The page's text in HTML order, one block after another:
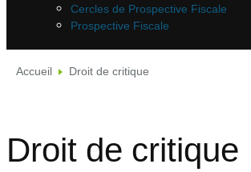
Cercles de Prospective Fiscale
Prospective Fiscale
Accueil Droit de critique
Droit de critique